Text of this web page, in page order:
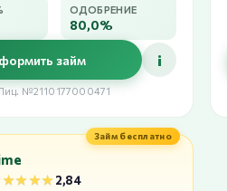
ОДОБРЕНИЕ
80,0%
займ i
№2110177000471
Займ бесплатно
2,84